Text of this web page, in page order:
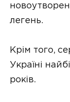
легень.
Крім того,
Україні
років.